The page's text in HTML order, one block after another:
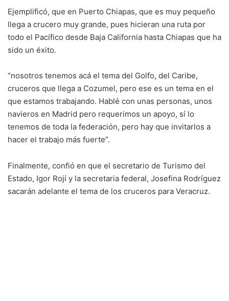
Ejemplificó, que en Puerto Chiapas, que es muy pequeño
llega a crucero muy grande, pues hicieran una ruta por
todo el Pacífico desde Baja California hasta Chiapas que ha
sido un éxito.
“nosotros tenemos acá el tema del Golfo, del Caribe,
cruceros que llega a Cozumel, pero ese es un tema en el
que estamos trabajando. Hablé con unas personas, unos
navieros en Madrid pero requerimos un apoyo, sí lo
tenemos de toda la federación, pero hay que invitarlos a
hacer el trabajo más fuerte”.
Finalmente, confió en que el secretario de Turismo del
Estado, Igor Rojí y la secretaria federal, Josefina Rodríguez
sacarán adelante el tema de los cruceros para Veracruz.